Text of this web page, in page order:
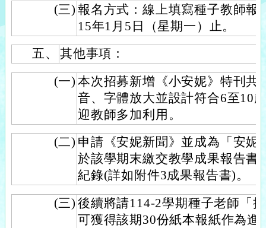
(三) 報名方式：線上填寫種子教師報
15年1月5日（星期一）止。
五、
其他事項：
(一) 本次招募新增《小安妮》特刊共
音、字體放大並設計符合6至10
迎教師多加利用。
(二) 申請《安妮新聞》並成為「安妮
於該學期末繳交教學成果報告書
紀錄(詳如附件3成果報告書)。
(三) 後續將請114-2學期種子老師「
可獲得該期30份紙本報紙作為進